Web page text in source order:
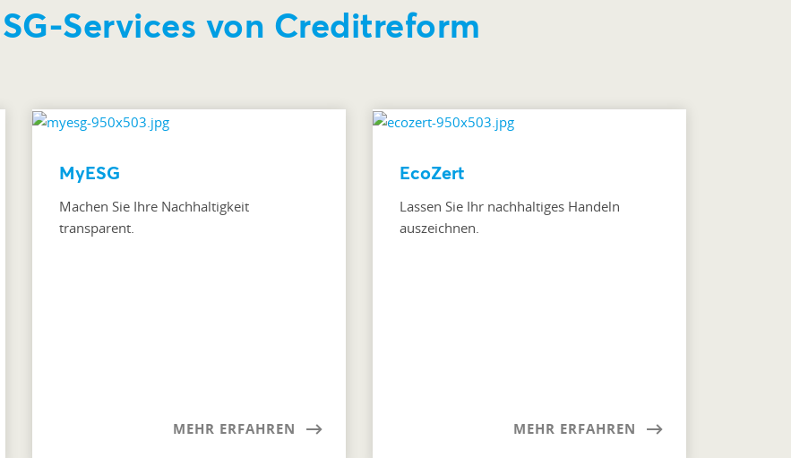
Services von Creditreform
MyESG
Machen Sie Ihre Nachhaltigkeit
transparent.
MEHR ERFAHREN
EcoZert
Lassen Sie Ihr nachhaltiges Handeln
auszeichnen.
MEHR ERFAHREN